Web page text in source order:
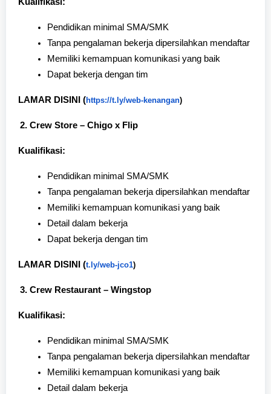
Pendidikan minimal SMA/SMK
Tanpa pengalaman bekerja dipersilahkan mendaftar
Memiliki kemampuan komunikasi yang baik
Dapat bekerja dengan tim
LAMAR DISINI (https://t.ly/web-kenangan)
Crew Store – Chigo x Flip
Kualifikasi:
Pendidikan minimal SMA/SMK
Tanpa pengalaman bekerja dipersilahkan mendaftar
Memiliki kemampuan komunikasi yang baik
Detail dalam bekerja
Dapat bekerja dengan tim
LAMAR DISINI (t.ly/web-jco1)
Crew Restaurant – Wingstop
Kualifikasi:
Pendidikan minimal SMA/SMK
Tanpa pengalaman bekerja dipersilahkan mendaftar
Memiliki kemampuan komunikasi yang baik
Detail dalam bekerja